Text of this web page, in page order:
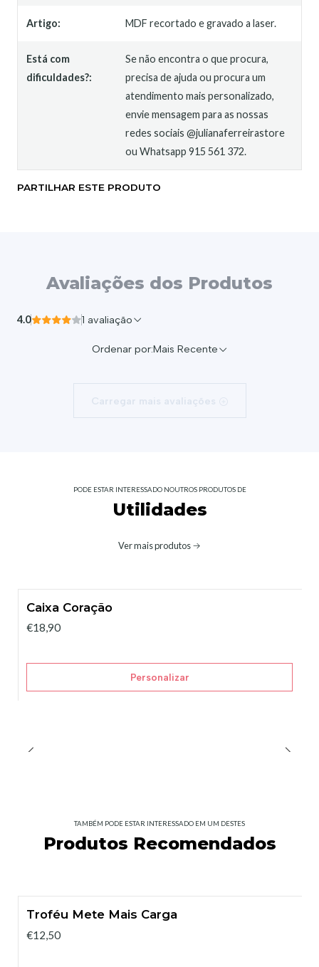
Artigo: MDF recortado e gravado a laser.
Está com
dificuldades?:
Se não encontra o que procura,
precisa de ajuda ou procura um
atendimento mais personalizado,
envie mensagem para as nossas
redes sociais @julianaferreirastore
ou Whatsapp 915 561 372.
PARTILHAR ESTE PRODUTO
Avaliações dos Produtos
4.0 1 avaliação
Ordenar por:Mais Recente
Carregar mais avaliações
PODE ESTAR INTERESSADO NOUTROS PRODUTOS DE
Utilidades
Ver mais produtos
Caixa Coração
€18,90
Personalizar
TAMBÉM PODE ESTAR INTERESSADO EM UM DESTES
Produtos Recomendados
Troféu Mete Mais Carga
€12,50